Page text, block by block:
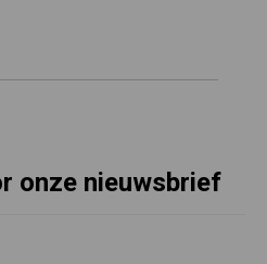
onze nieuwsbrief